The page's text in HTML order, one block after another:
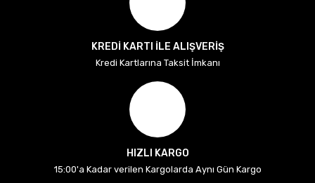
KREDİ KARTI İLE ALIŞVERİŞ
Kredi Kartlarına Taksit İmkanı
HIZLI KARGO
15:00'a Kadar verilen Kargolarda Aynı Gün Kargo